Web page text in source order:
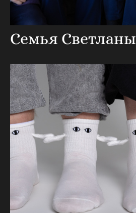
Семья Светланы